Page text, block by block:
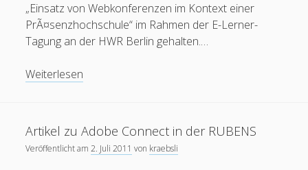
„Einsatz von Webkonferenzen im Kontext einer
PrÃ¤senzhochschule“ im Rahmen der E-Lerner-
Tagung an der HWR Berlin gehalten.…
Weiterlesen
Webkonferenzen
bei
der
Artikel zu Adobe Connect in der RUBENS
Veröffentlicht am2. Juli 2011 von kraebsli